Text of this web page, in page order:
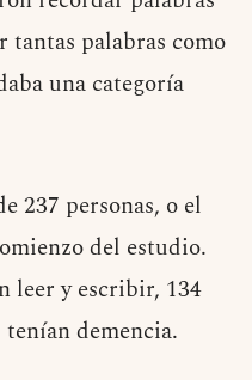
tantas palabras como
una categoría
237 personas, o el
del estudio.
leer y escribir, 134
tenían demencia.